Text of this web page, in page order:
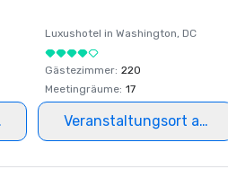
Luxushotel in Washington, DC
Gästezimmer: 220
Meetingräume: 17
Veranstaltungsort